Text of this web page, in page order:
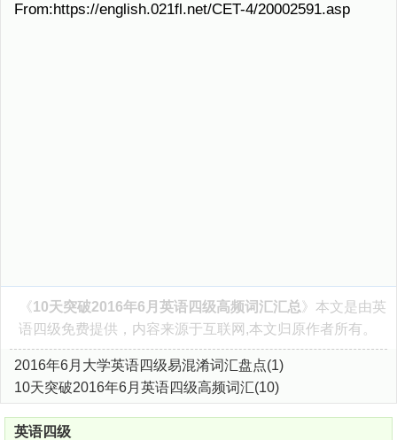
From:https://english.021fl.net/CET-4/20002591.asp
《10天突破2016年6月英语四级高频词汇汇总》本文是由英
语四级免费提供，内容来源于互联网,本文归原作者所有。
2016年6月大学英语四级易混淆词汇盘点(1)
10天突破2016年6月英语四级高频词汇(10)
英语四级